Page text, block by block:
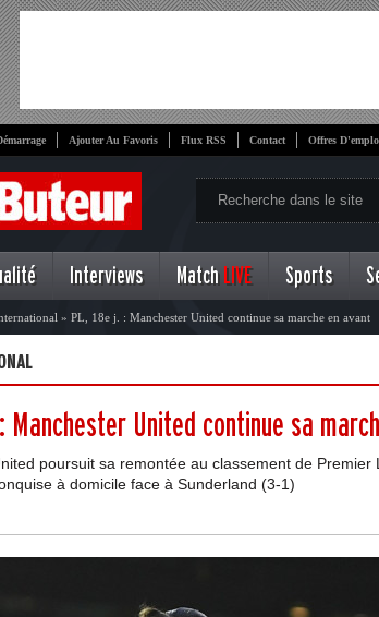
Ajouter Au Favoris Flux RSS Contact Offres
Interviews Match LIVE Sports
» PL, 18e j. : Manchester United continue sa marche en avant
Manchester United continue sa
poursuit sa remontée au classement de
à domicile face à Sunderland (3-1)